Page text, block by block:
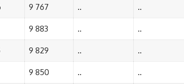
9 767 .. ..
9 883 .. ..
9 829 .. ..
9 850 .. ..